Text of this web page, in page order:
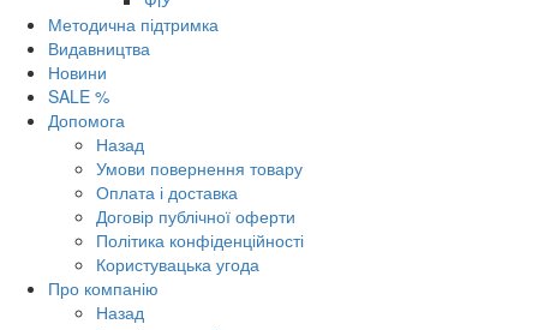
Методична підтримка
Видавництва
Новини
SALE %
Допомога
Назад
Умови повернення товару
Оплата і доставка
Договір публічної оферти
Політика конфіденційності
Користувацька угода
Про компанію
Назад